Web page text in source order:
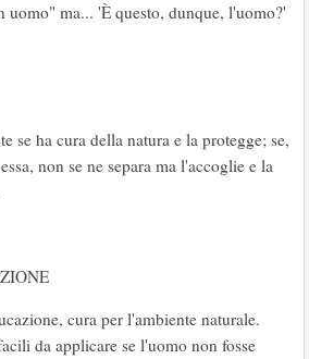
uomo" ma... 'È questo, dunque, l'uomo?'
se ha cura della natura e la protegge; se,
non se ne separa ma l'accoglie e la
cura per l'ambiente naturale.
da applicare se l'uomo non fosse